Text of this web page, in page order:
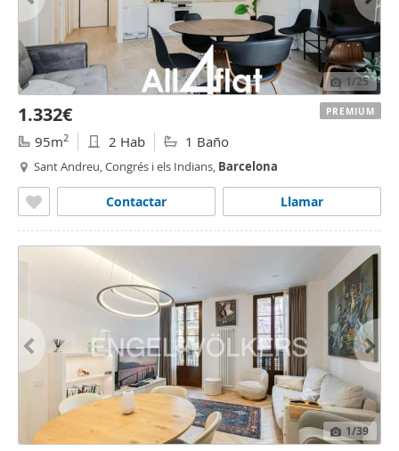
1/25
1.332€
95m2 2 Hab 1 Baño
Sant Andreu, Congrés i els Indians, Barcelona
Llamar
Contactar
PREMIUM
1/39